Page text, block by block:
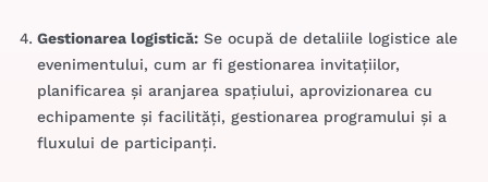
Gestionarea logistică: Se ocupă de detaliile logistice ale
evenimentului, cum ar fi gestionarea invitațiilor,
planificarea și aranjarea spațiului, aprovizionarea cu
echipamente și facilități, gestionarea programului și a
fluxului de participanți.